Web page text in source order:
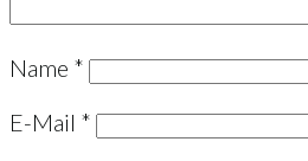
Name *
E-Mail *